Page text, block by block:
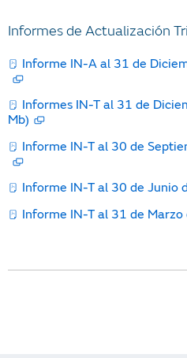
Informes de Actualización
Informe IN-A al 31 de
Informes IN-T al 31 de
Mb)
Informe IN-T al 30 de
Informe IN-T al 30 de Junio
Informe IN-T al 31 de